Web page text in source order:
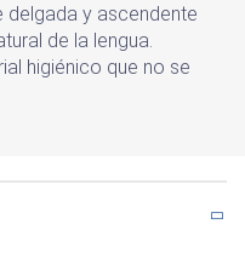
delgada y ascendente
de la lengua.
higiénico que no se